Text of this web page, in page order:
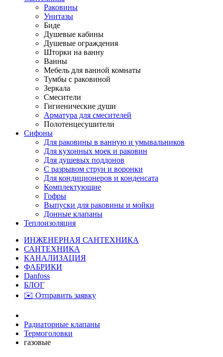
Раковины
Унитазы
Биде
Душевые кабины
Душевые ограждения
Шторки на ванну
Ванны
Мебель для ванной комнаты
Тумбы с раковиной
Зеркала
Смесители
Гигиенические души
Арматура для смесителей
Полотенцесушители
Сифоны
Для раковины в ванную и умывальников
Для кухонных моек и раковин
Для душевых поддонов
С разрывом струи и воронки
Для кондиционеров и конденсата
Комплектующие
Гофры
Выпуски для раковины и мойки
Донные клапаны
Теплоизоляция
ИНЖЕНЕРНАЯ САНТЕХНИКА
САНТЕХНИКА
КАНАЛИЗАЦИЯ
ФАБРИКИ
Danfoss
БЛОГ
✉️ Отправить заявку
Радиаторные клапаны
Термоголовки
газовые